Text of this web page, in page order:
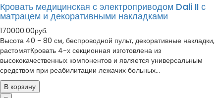
Кровать медицинская с электроприводом Dali II с
матрацем и декоративными накладками
170000.00руб.
Высота 40 - 80 см, беспроводной пульт, декоративные накладки,
растомятКровать 4-х секционная изготовлена из
высококачественных компонентов и является универсальным
средством при реабилитации лежачих больных...
В корзину